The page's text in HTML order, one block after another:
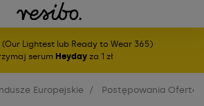
(Our Lightest lub Ready to Wear 365)
serum Heyday za 1 zł
Europejskie Postępowania